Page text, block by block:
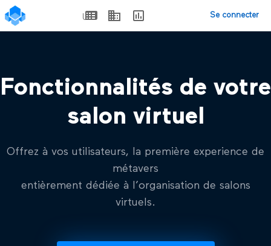
Se connecter
Fonctionnalités de votre
salon virtuel
Offrez à vos utilisateurs, la première experience de
métavers
entièrement dédiée à l’organisation de salons
virtuels.